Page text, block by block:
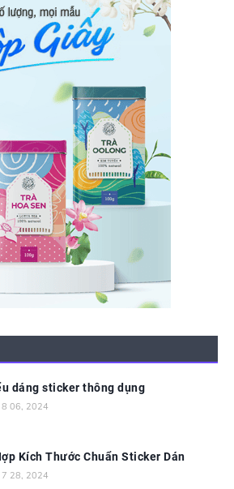
dáng sticker thông dụng
8 06, 2024
Kích Thước Chuẩn Sticker Dán
7 28, 2024